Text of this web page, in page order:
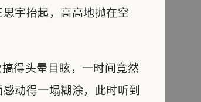
宇抬起，高高地抛在空
得头晕目眩，一时间竟然
动得一塌糊涂，此时听到